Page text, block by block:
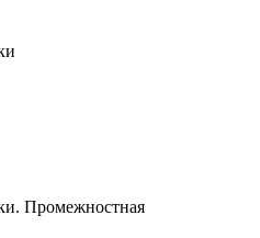
Промежностная